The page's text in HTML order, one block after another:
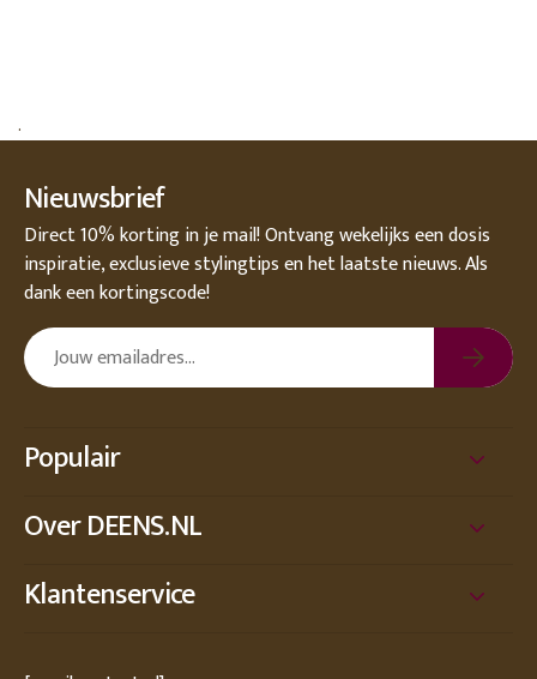
.
Nieuwsbrief
Direct 10% korting in je mail! Ontvang wekelijks een dosis
inspiratie, exclusieve stylingtips en het laatste nieuws. Als
dank een kortingscode!
Populair
Over DEENS.NL
Klantenservice